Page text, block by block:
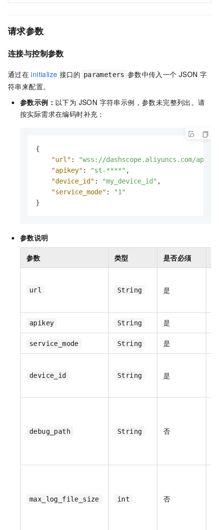
请求参数
连接与控制参数
通过在 initialize 接口的 parameters 参数中传入一个 JSON 字
符串来配置。
参数示例： 以下为 JSON 字符串示例，参数未完整列出。请
按实际需求在编码时补充：
{
"url" :
"wss://dashscope.aliyuncs.com/api-
"apikey" : "st-****" ,
"device_id" : "my_device_id" ,
"service_mode" :
"1"
}
参数说明
参数 类型 是否必须
url String 是
apikey String 是
service_mode String 是
device_id String 是
debug_path String 否
max_log_file_size int 否